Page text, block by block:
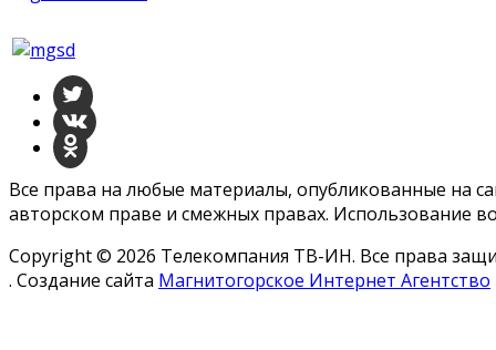
Все права на любые материалы, опубликованные на
авторском праве и смежных правах. Использование
Copyright © 2026 Телекомпания ТВ-ИН. Все права
. Создание сайта Магнитогорское Интернет Агентство